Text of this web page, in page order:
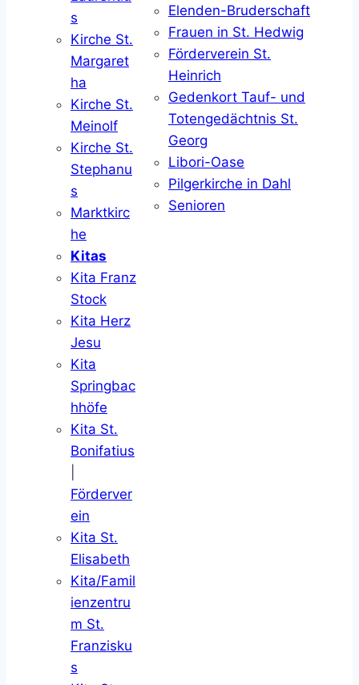
s
Kirche St.
Margaret
ha
Kirche St.
Meinolf
Kirche St.
Stephanu
s
Marktkirc
he
Kitas
Kita Franz
Stock
Kita Herz
Jesu
Kita
Springbac
hhöfe
Kita St.
Bonifatius
Förderver
ein
Kita St.
Elisabeth
Kita/Famil
ienzentru
m St.
Franzisku
s
Elenden-Bruderschaft
Frauen in St. Hedwig
Förderverein St.
Heinrich
Gedenkort Tauf- und
Totengedächtnis St.
Georg
Libori-Oase
Pilgerkirche in Dahl
Senioren